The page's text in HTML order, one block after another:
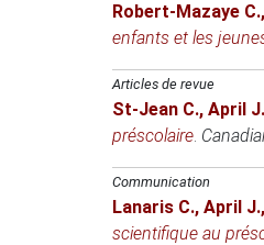
Robert-Mazaye C.,
enfants et les
Articles de revue
St-Jean C., April J.
préscolaire.
Communication
Lanaris C., April J.,
scientifique au